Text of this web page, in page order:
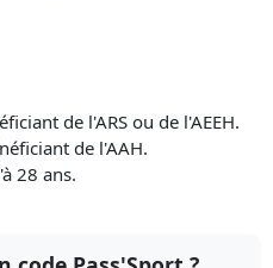
de l'ARS ou de l'AEEH.
de l'AAH.
28 ans.